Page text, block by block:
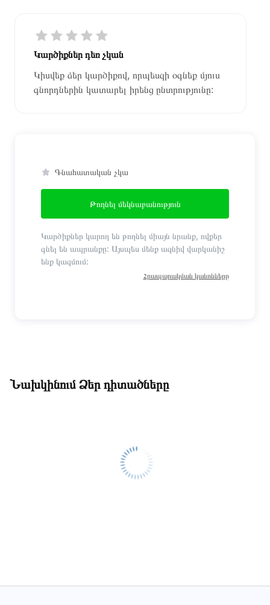
Կարծիքներ դեռ չկան
Կիսվեք ձեր կարծիքով, որպեսզի օգնեք մյուս
գնորդներին կատարել իրենց ընտրությունը:
Գնահատական չկա
Թողնել մեկնաբանություն
Կարծիքներ կարող են թողնել միայն նրանք, ովքեր
գնել են ապրանքը: Այսպես մենք ազնիվ վարկանիշ
ենք կազմում:
Հրապարակման կանոնները
Նախկինում Ձեր դիտածները